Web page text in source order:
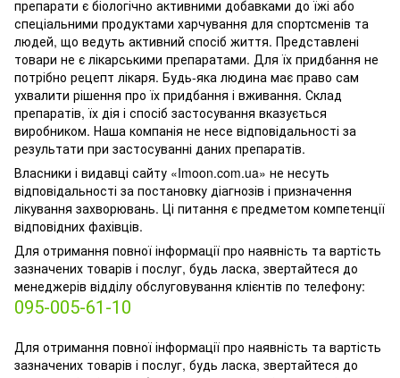
препарати є біологічно активними добавками до їжі або
спеціальними продуктами харчування для спортсменів та
людей, що ведуть активний спосіб життя. Представлені
товари не є лікарськими препаратами. Для їх придбання не
потрібно рецепт лікаря. Будь-яка людина має право сам
ухвалити рішення про їх придбання і вживання. Склад
препаратів, їх дія і спосіб застосування вказується
виробником. Наша компанія не несе відповідальності за
результати при застосуванні даних препаратів.
Власники і видавці сайту «Imoon.com.ua» не несуть
відповідальності за постановку діагнозів і призначення
лікування захворювань. Ці питання є предметом компетенції
відповідних фахівців.
Для отримання повної інформації про наявність та вартість
зазначених товарів і послуг, будь ласка, звертайтеся до
менеджерів відділу обслуговування клієнтів по телефону:
095-005-61-10
Для отримання повної інформації про наявність та вартість
зазначених товарів і послуг, будь ласка, звертайтеся до